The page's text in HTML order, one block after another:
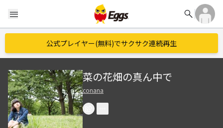
menu search
公式プレイヤー(無料)でサクサク連続再生
菜の花畑の真ん中で
conana